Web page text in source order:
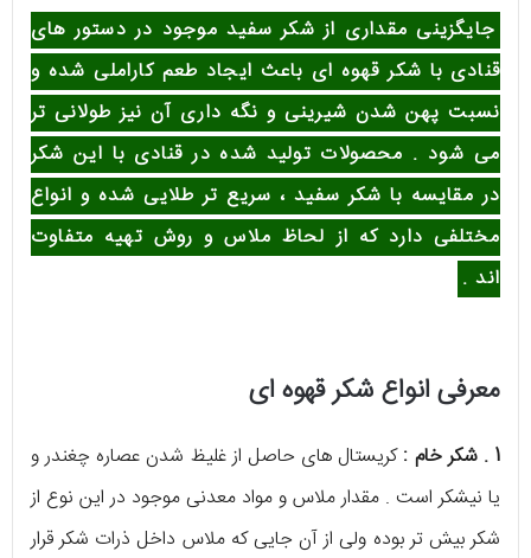
جایگزینی مقداری از شکر سفید موجود در دستور های
قنادی با شکر قهوه ای باعث ایجاد طعم کاراملی شده و
نسبت پهن شدن شیرینی و نگه داری آن نیز طولانی تر
می شود . محصولات تولید شده در قنادی با این شکر
در مقایسه با شکر سفید ، سریع تر طلایی شده و انواع
مختلفی دارد که از لحاظ ملاس و روش تهیه متفاوت
اند .
معرفی انواع شکر قهوه ای
1 . شکر خام :
کریستال های حاصل از غلیظ شدن عصاره چغندر و
یا نیشکر است . مقدار ملاس و مواد معدنی موجود در این نوع از
شکر بیش تر بوده ولی از آن جایی که ملاس داخل ذرات شکر قرار